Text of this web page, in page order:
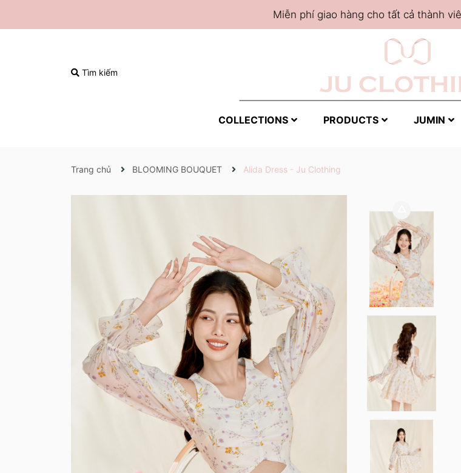
Miễn phí giao hàng cho tất cả thành
Tìm kiếm
COLLECTIONS PRODUCTS JUMIN
Trang chủ BLOOMING BOUQUET Alida Dress - Ju Clothing